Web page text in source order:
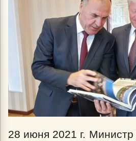
28 июня 2021 г. Министр